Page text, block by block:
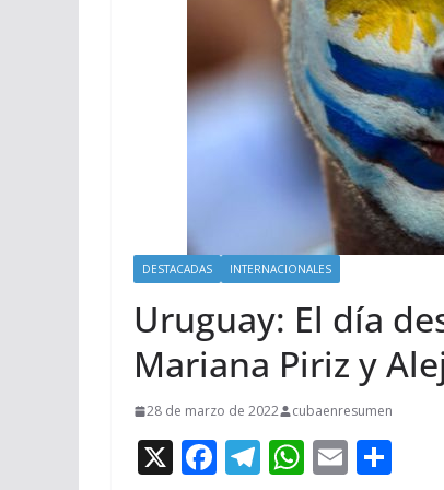
DESTACADAS INTERNACIONALES
Uruguay: El día
Mariana Piriz y
28 de marzo de 2022 cubaenresumen
X F T W E